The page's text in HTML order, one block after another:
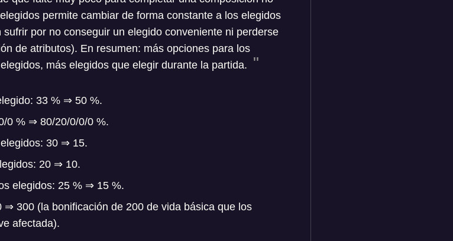
permite cambiar de forma constante a los elegidos
por no conseguir un elegido conveniente ni perderse
de atributos). En resumen: más opciones para los
más elegidos que elegir durante la partida.
33 % ⇒ 50 %.
0 % ⇒ 80/20/0/0/0 %.
30 ⇒ 15.
20 ⇒ 10.
elegidos: 25 % ⇒ 15 %.
⇒ 300 (la bonificación de 200 de vida básica que los
afectada).